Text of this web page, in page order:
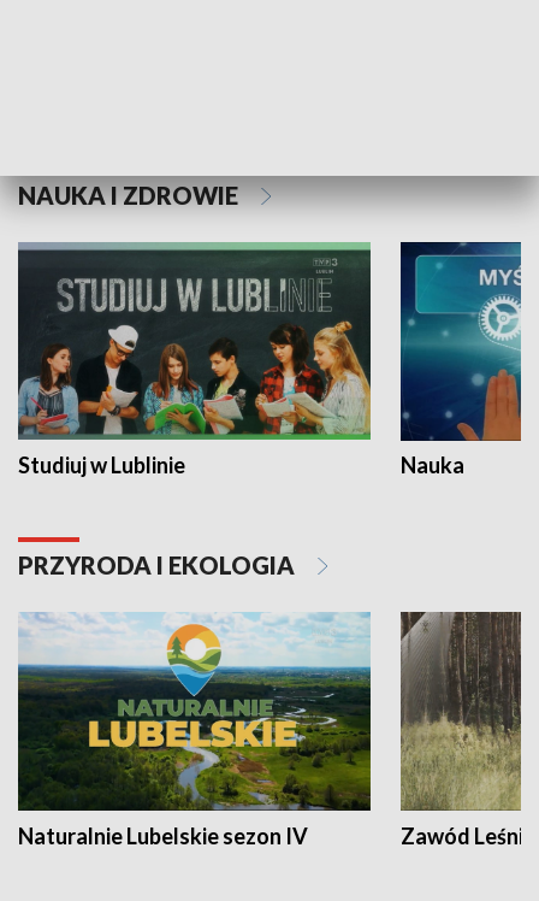
NAUKA I ZDROWIE
Studiuj w Lublinie Nauka
PRZYRODA I EKOLOGIA
Naturalnie Lubelskie sezon IV Zawód Leśnik